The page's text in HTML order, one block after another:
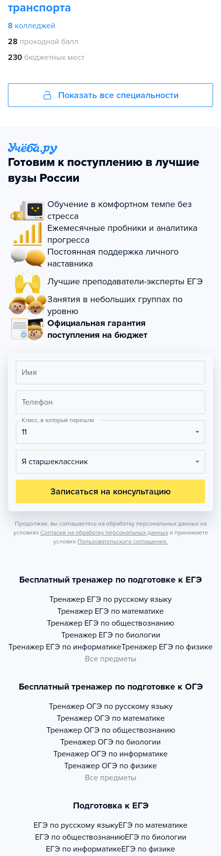
транспорта
8 колледжей
28 проходной балл
230 бюджетных мест
Показать все специальности
Готовим к поступлению в лучшие
вузы России
Обучение в комфортном темпе без
стресса
Ежемесячные пробники и аналитика
прогресса
Постоянная поддержка личного
наставника
Лучшие преподаватели-эксперты ЕГЭ
Занятия в небольших группах по
уровню
Официальная гарантия
поступления на бюджет
Имя
Телефон
Класс, в который перешли
11
Я старшеклассник
Записаться на консультацию
Продолжая, вы соглашаетесь на обработку персональных данных на
условиях Согласия на обработку персональных данных и принимаете
условия Пользовательского соглашения.
Бесплатный тренажер по подготовке к ЕГЭ
Тренажер ЕГЭ по русскому языку
Тренажер ЕГЭ по математике
Тренажер ЕГЭ по обществознанию
Тренажер ЕГЭ по биологии
Тренажер ЕГЭ по информатикеТренажер ЕГЭ по физике
Все предметы
Бесплатный тренажер по подготовке к ОГЭ
Тренажер ОГЭ по русскому языку
Тренажер ОГЭ по математике
Тренажер ОГЭ по обществознанию
Тренажер ОГЭ по биологии
Тренажер ОГЭ по информатике
Тренажер ОГЭ по физике
Все предметы
Подготовка к ЕГЭ
ЕГЭ по русскому языкуЕГЭ по математике
ЕГЭ по обществознаниюЕГЭ по биологии
ЕГЭ по информатикеЕГЭ по физике